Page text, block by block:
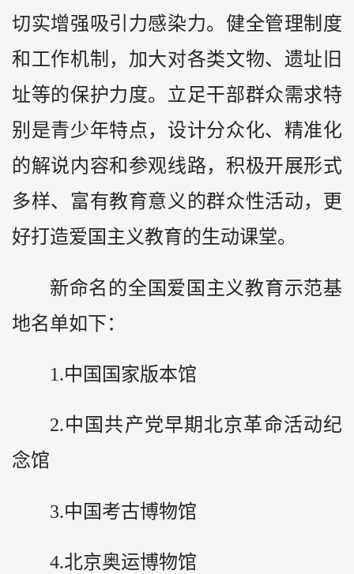
切实增强吸引力感染力。健全管理制度
和工作机制，加大对各类文物、遗址旧
址等的保护力度。立足干部群众需求特
别是青少年特点，设计分众化、精准化
的解说内容和参观线路，积极开展形式
多样、富有教育意义的群众性活动，更
好打造爱国主义教育的生动课堂。
新命名的全国爱国主义教育示范基
地名单如下：
1.中国国家版本馆
2.中国共产党早期北京革命活动纪
念馆
3.中国考古博物馆
4.北京奥运博物馆